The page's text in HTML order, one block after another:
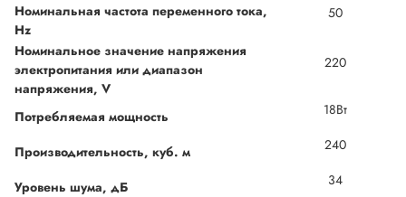
Номинальная частота переменного тока,
Hz
50
Номинальное значение напряжения
электропитания или диапазон
напряжения, V
220
Потребляемая мощность 18Вт
Производительность, куб. м 240
Уровень шума, дБ 34